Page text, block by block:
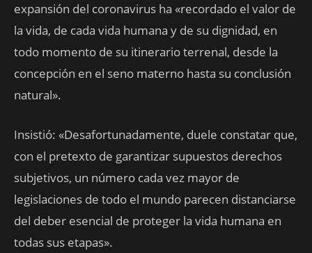
expansión del coronavirus ha «recordado el valor de
la vida, de cada vida humana y de su dignidad, en
todo momento de su itinerario terrenal, desde la
concepción en el seno materno hasta su conclusión
natural».
Insistió: «Desafortunadamente, duele constatar que,
con el pretexto de garantizar supuestos derechos
subjetivos, un número cada vez mayor de
legislaciones de todo el mundo parecen distanciarse
del deber esencial de proteger la vida humana en
todas sus etapas».